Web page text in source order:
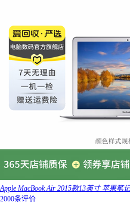
Apple MacBook Air 2015款13英寸 苹果
2000条评价